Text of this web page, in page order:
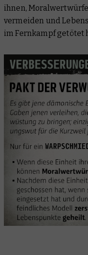
ihnen,
vermeiden und
im Fernkampf getötet